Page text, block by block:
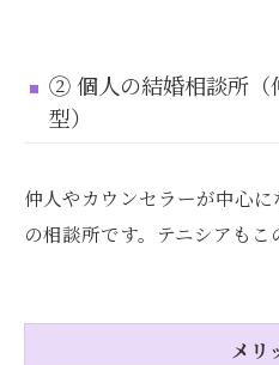
② 個人の結婚相談所（
型）
仲人やカウンセラーが中心
の相談所です。テニシアもこ
メリ